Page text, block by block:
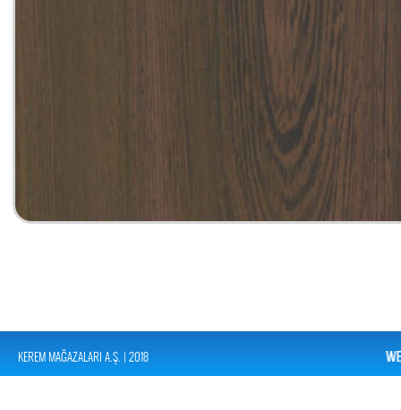
KEREM MAĞAZALARI A.Ş. | 2018